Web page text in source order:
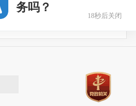
务吗？
18秒后关闭